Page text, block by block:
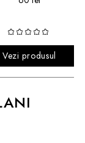
Vezi produsul